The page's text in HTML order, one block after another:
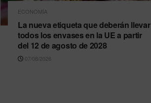
ECONOMÍA
La nueva etiqueta que deberán llevar
todos los envases en la UE a partir
del 12 de agosto de 2028
07/08/2026